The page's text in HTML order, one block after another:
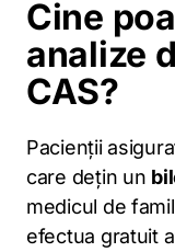
Cine
analize
CAS?
Pacienții
care dețin un
medicul de
efectua gratuit